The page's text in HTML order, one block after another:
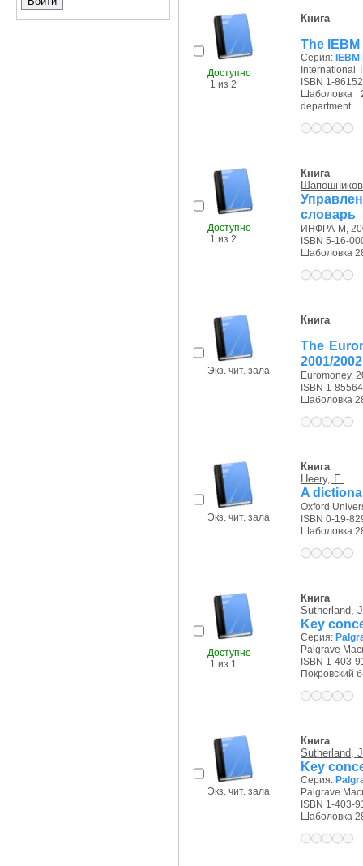
Доступно
1 из 2
Книга
The
Серия:
International
ISBN 1-
Шаболовка
department...
Доступно
1 из 2
Книга
словарь
ИНФРА-М,
ISBN 5-16-
Шаболовка
Экз. чит. зала
Книга
The
2001/2002
Euromoney,
ISBN 1-
Шаболовка
Экз. чит. зала
Книга
Heery, E.
A
Oxford
ISBN 0-19-
Шаболовка
Доступно
1 из 1
Книга
Sutherland,
Key
Серия:
Palgrave
ISBN 1-403-
Покровский
Экз. чит. зала
Книга
Sutherland,
Key
Серия:
Palgrave
ISBN 1-403-
Шаболовка